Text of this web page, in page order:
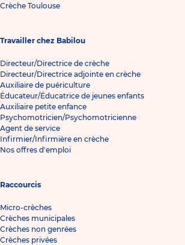
Crèche Toulouse
Travailler chez Babilou
Directeur/Directrice de crèche
Directeur/Directrice adjointe en crèche
Auxiliaire de puériculture
Éducateur/Éducatrice de jeunes enfants
Auxiliaire petite enfance
Psychomotricien/Psychomotricienne
Agent de service
Infirmier/Infirmière en crèche
Nos offres d'emploi
Raccourcis
Micro-crèches
Crèches municipales
Crèches non genrées
Crèches privées